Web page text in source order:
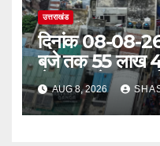
उत्तराखंड
दिनांक 08-08-
बजे तक 55 लाख
लेकर अपने गंतव्य
AUG 8, 2026